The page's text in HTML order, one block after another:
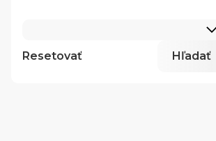
Resetovať Hľadať